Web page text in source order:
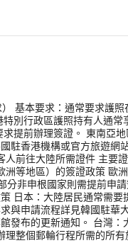
基本要求：通常要求護
別行政區護照持有人通
提前辦理簽證。 東南亞
駐香港機構或官方旅遊
前往大陸所需證件 主要
等地區）的簽證政策 歐
非申根國家則需提前申
日本：大陸居民通常需
與申請流程詳見韓國駐
發布的更新通知。 台灣
整個郵輪行程所需的所